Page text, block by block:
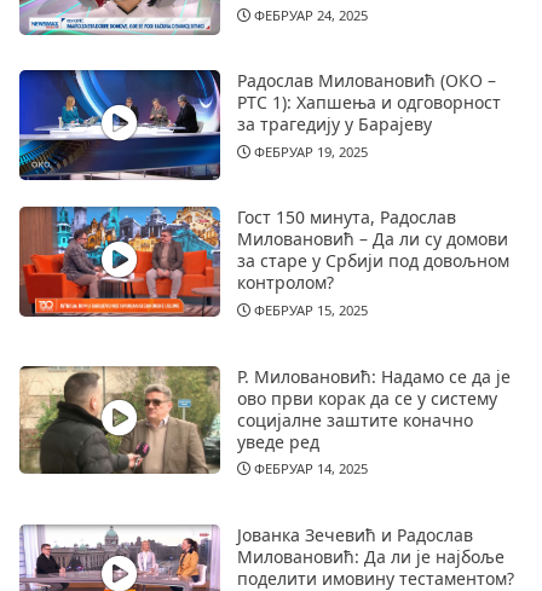
ФЕБРУАР 24, 2025
Радослав Миловановић (ОКО –
РТС 1): Хапшења и одговорност
за трагедију у Барајеву
ФЕБРУАР 19, 2025
Гост 150 минута, Радослав
Миловановић – Да ли су домови
за старе у Србији под довољном
контролом?
ФЕБРУАР 15, 2025
Р. Миловановић: Надамо се да је
ово први корак да се у систему
социјалне заштите коначно
уведе ред
ФЕБРУАР 14, 2025
Јованка Зечевић и Радослав
Миловановић: Да ли је најбоље
поделити имовину тестаментом?